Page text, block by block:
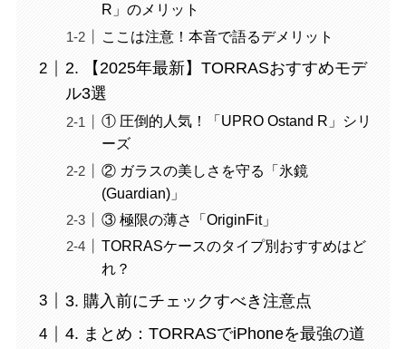
R」のメリット
ここは注意！本音で語るデメリット
2. 【2025年最新】TORRASおすすめモデ
ル3選
① 圧倒的人気！「UPRO Ostand R」シリ
ーズ
② ガラスの美しさを守る「氷鏡
(Guardian)」
③ 極限の薄さ「OriginFit」
TORRASケースのタイプ別おすすめはど
れ？
3. 購入前にチェックすべき注意点
4. まとめ：TORRASでiPhoneを最強の道